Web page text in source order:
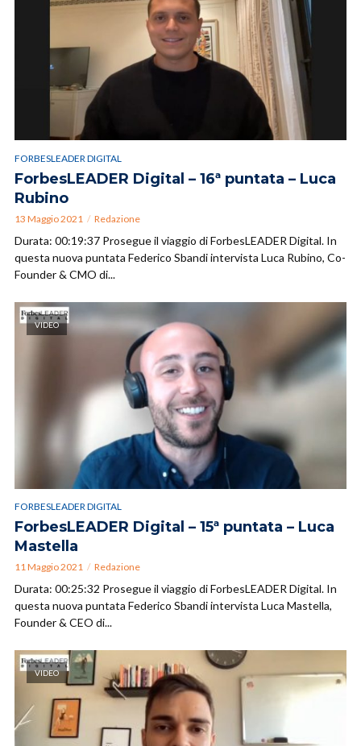
FORBESLEADER DIGITAL
ForbesLEADER Digital – 16ª puntata – Luca
Rubino
13 Maggio 2021 Redazione
Durata: 00:19:37 Prosegue il viaggio di ForbesLEADER Digital. In
questa nuova puntata Federico Sbandi intervista Luca Rubino, Co-
Founder & CMO di...
VIDEO
FORBESLEADER DIGITAL
ForbesLEADER Digital – 15ª puntata – Luca
Mastella
11 Maggio 2021 Redazione
Durata: 00:25:32 Prosegue il viaggio di ForbesLEADER Digital. In
questa nuova puntata Federico Sbandi intervista Luca Mastella,
Founder & CEO di...
VIDEO